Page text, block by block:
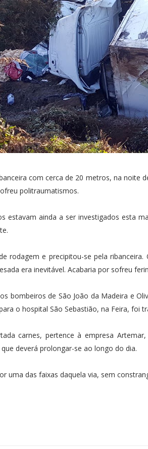
com cerca de 20 metros, na noite
politraumatismos.
estavam ainda a ser investigados esta
rodagem e precipitou-se pela
era inevitável. Acabaria por sofreu
bombeiros de São João da Madeira e
o hospital São Sebastião, na Feira, foi
carnes, pertence à empresa
deverá prolongar-se ao longo do dia.
uma das faixas daquela via, sem